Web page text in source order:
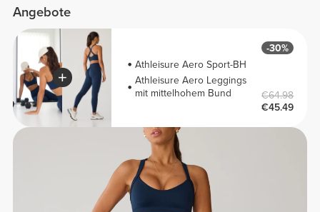
Angebote
Athleisure Aero Sport-BH
Athleisure Aero Leggings
mit mittelhohem Bund
-30%
€64.98
€45.49